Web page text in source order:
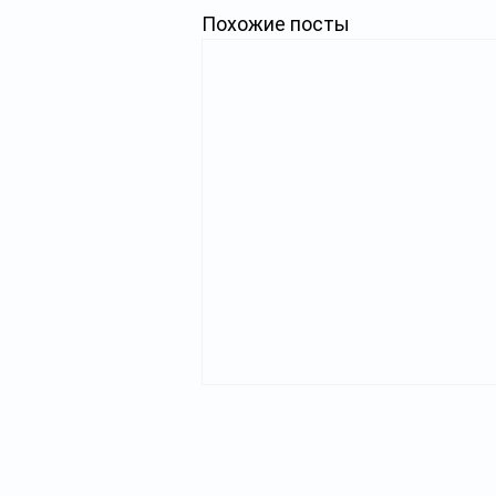
Похожие посты